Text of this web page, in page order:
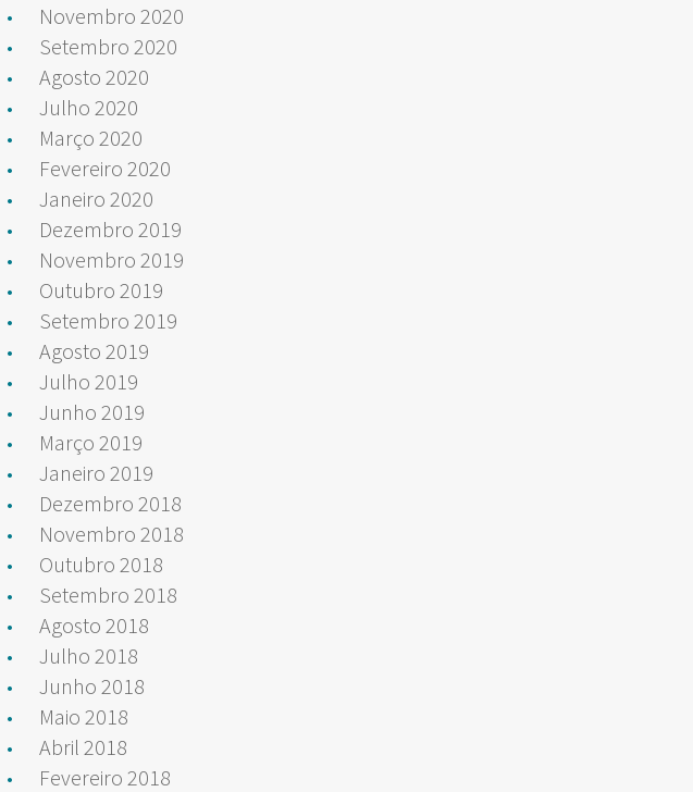
Novembro 2020
Setembro 2020
Agosto 2020
Julho 2020
Março 2020
Fevereiro 2020
Janeiro 2020
Dezembro 2019
Novembro 2019
Outubro 2019
Setembro 2019
Agosto 2019
Julho 2019
Junho 2019
Março 2019
Janeiro 2019
Dezembro 2018
Novembro 2018
Outubro 2018
Setembro 2018
Agosto 2018
Julho 2018
Junho 2018
Maio 2018
Abril 2018
Fevereiro 2018